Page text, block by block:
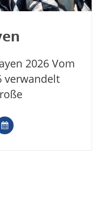
2026 Vom
verwandelt
zu den
in